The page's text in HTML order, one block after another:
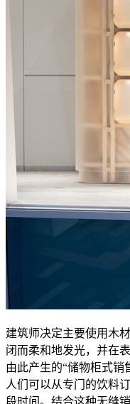
建筑师决定主要使用木
闭而柔和地发光，并在
由此产生的“储物柜式销
人们可以从专门的饮料
段时间。结合这种无缝